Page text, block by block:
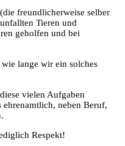
freundlicherweise selber
Tieren und
geholfen und bei
lange wir ein solches
vielen Aufgaben
neben Beruf,
Respekt!